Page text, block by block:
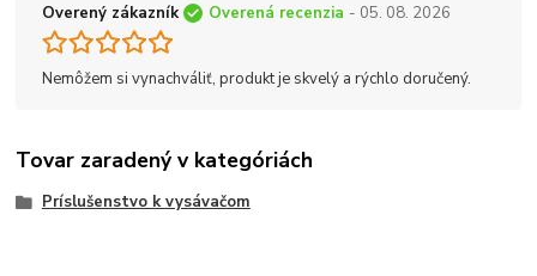
Overený zákazník Overená recenzia - 05. 08. 2026
Nemôžem si vynachváliť, produkt je skvelý a rýchlo doručený.
Tovar zaradený v kategóriách
Príslušenstvo k vysávačom